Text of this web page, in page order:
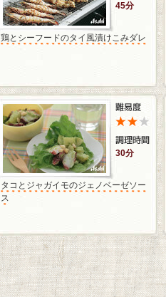
45分
鶏とシーフードのタイ風漬けこみダレ
30分
タコとジャガイモのジェノベーゼソー
ス